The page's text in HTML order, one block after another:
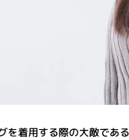
を着用する際の大敵であ